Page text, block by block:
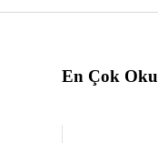
En Çok